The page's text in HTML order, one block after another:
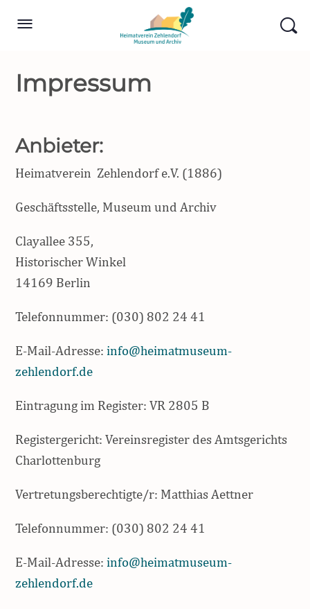
Impressum
Anbieter:
Heimatverein Zehlendorf e.V. (1886)
Geschäftsstelle, Museum und Archiv
Clayallee 355,
Historischer Winkel
14169 Berlin
Telefonnummer: (030) 802 24 41
E-Mail-Adresse:info@heimatmuseum-
zehlendorf.de
Eintragung im Register: VR 2805 B
Registergericht: Vereinsregister des Amtsgerichts
Charlottenburg
Vertretungsberechtigte/r: Matthias Aettner
Telefonnummer: (030) 802 24 41
E-Mail-Adresse:info@heimatmuseum-
zehlendorf.de